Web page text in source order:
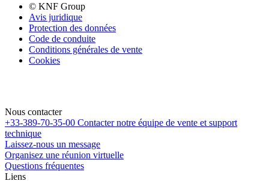
© KNF Group
Avis juridique
Protection des données
Code de conduite
Conditions générales de vente
Cookies
Nous contacter
+33-389-70-35-00 Contacter notre équipe de vente et support
technique
Laissez-nous un message
Organisez une réunion virtuelle
Questions fréquentes
Liens